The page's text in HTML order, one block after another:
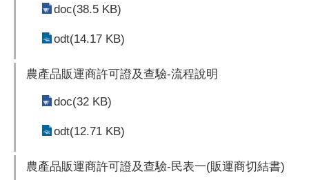
doc(38.5 KB)
odt(14.17 KB)
農產品販運商許可證及查驗-流程說明
doc(32 KB)
odt(12.71 KB)
農產品販運商許可證及查驗-民表一(販運商切結書)